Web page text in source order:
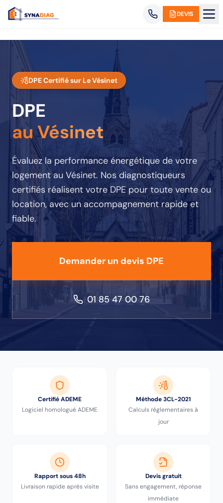
DEVIS
DPE Certifié sur Le Vésinet
DPE
au Vésinet
Évaluez la performance énergétique de votre
logementau Vésinet. Nos diagnostiqueurs
certifiés réalisent votre DPE pour toute vente ou
location, avec un accompagnement rapide et
fiable.
Demander un devis DPE
01 85 47 00 76
Certifié ADEME
Logiciel homologué ADEME
Méthode 3CL-2021
Calculs réglementaires à
jour
Rapport sous 48h
Livraison rapide après visite
Devis gratuit
Sans engagement, réponse
immédiate
Panneau de gestion des cookies